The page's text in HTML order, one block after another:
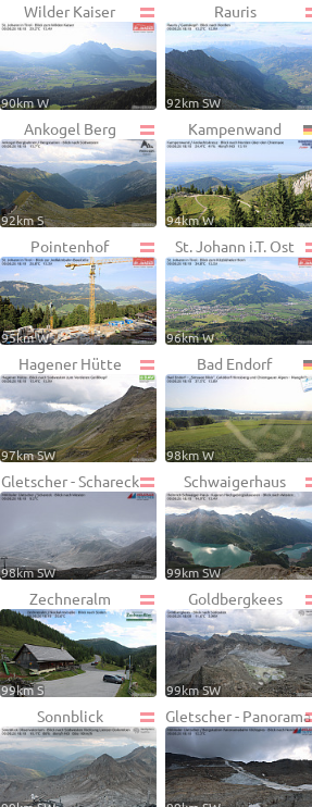
Wilder Kaiser
90km W
Rauris
92km SW
Ankogel Berg
92km S
Kampenwand
94km W
Pointenhof
95km W
St. Johann i.T. Ost
96km W
Hagener Hütte
97km SW
Bad Endorf
98km W
Gletscher - Schareck
98km SW
Schwaigerhaus
99km SW
Zechneralm
99km S
Goldbergkees
99km SW
Sonnblick Gletscher - Panorama